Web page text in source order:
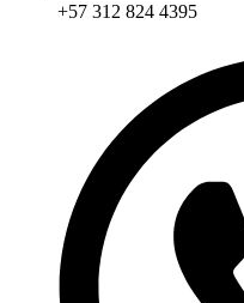
+57 312 824 4395